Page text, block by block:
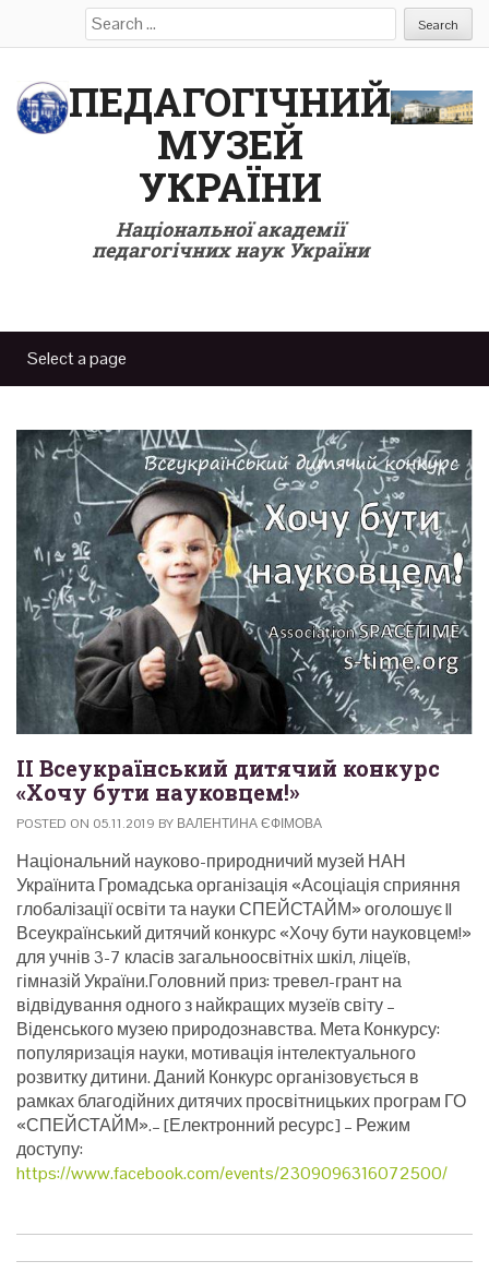
Search
for:
ПЕДАГОГІЧНИЙ
МУЗЕЙ
УКРАЇНИ
Національної академії
педагогічних наук України
II Всеукраїнський дитячий конкурс
«Хочу бути науковцем!»
POSTED ON 05.11.2019 BY ВАЛЕНТИНА ЄФІМОВА
Національний науково-природничий музей НАН
Українита Громадська організація «Асоціація сприяння
глобалізації освіти та науки СПЕЙСТАЙМ» оголошує II
Всеукраїнський дитячий конкурс «Хочу бути науковцем!»
для учнів 3-7 класів загальноосвітніх шкіл, ліцеїв,
гімназій України.Головний приз: тревел-грант на
відвідування одного з найкращих музеїв світу –
Віденського музею природознавства. Мета Конкурсу:
популяризація науки, мотивація інтелектуального
розвитку дитини. Даний Конкурс організовується в
рамках благодійних дитячих просвітницьких програм ГО
«СПЕЙСТАЙМ».– [Електронний ресурс] – Режим
доступу:
https://www.facebook.com/events/2309096316072500/